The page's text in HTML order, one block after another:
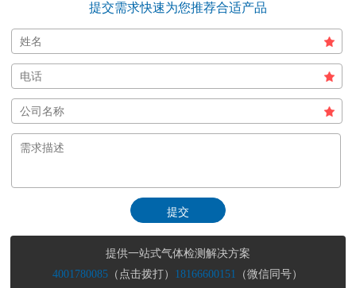
提交需求快速为您推荐合适产品
提供一站式气体检测解决方案
4001780085 （点击拨打） 18166600151 （微信同号）